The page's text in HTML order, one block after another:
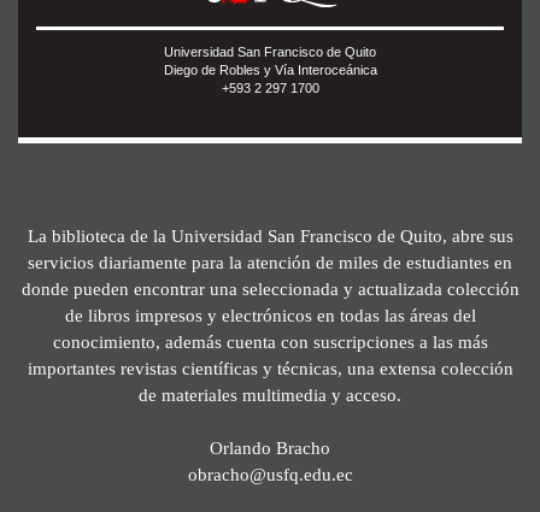
Universidad San Francisco de Quito
Diego de Robles y Vía Interoceánica
+593 2 297 1700
La biblioteca de la Universidad San Francisco de Quito, abre sus
servicios diariamente para la atención de miles de estudiantes en
donde pueden encontrar una seleccionada y actualizada colección
de libros impresos y electrónicos en todas las áreas del
conocimiento, además cuenta con suscripciones a las más
importantes revistas científicas y técnicas, una extensa colección
de materiales multimedia y acceso.
Orlando Bracho
obracho@usfq.edu.ec